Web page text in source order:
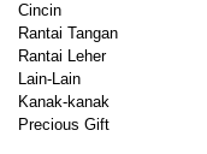
Cincin
Rantai Tangan
Rantai Leher
Lain-Lain
Kanak-kanak
Precious Gift